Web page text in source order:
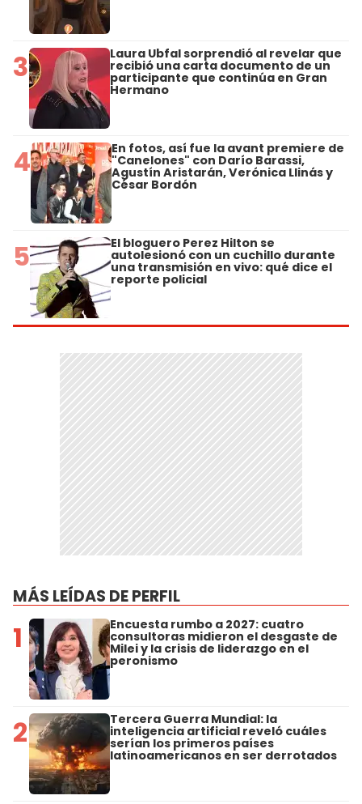
3 Laura Ubfal sorprendió al revelar que
recibió una carta documento de un
participante que continúa en Gran
Hermano
4 En fotos, así fue la avant premiere de
"Canelones" con Darío Barassi,
Agustín Aristarán, Verónica Llinás y
César Bordón
5 El bloguero Perez Hilton se
autolesionó con un cuchillo durante
una transmisión en vivo: qué dice el
reporte policial
MÁS LEÍDAS DE PERFIL
1 Encuesta rumbo a 2027: cuatro
consultoras midieron el desgaste de
Milei y la crisis de liderazgo en el
peronismo
2 Tercera Guerra Mundial: la
inteligencia artificial reveló cuáles
serían los primeros países
latinoamericanos en ser derrotados